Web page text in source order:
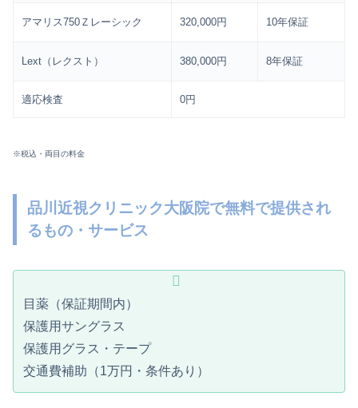
アマリス750Ｚレーシック 320,000円 10年保証
Lext（レクスト） 380,000円 8年保証
適応検査 0円
※税込・両目の料金
品川近視クリニック大阪院で無料で提供され
るもの・サービス
目薬（保証期間内）
保護用サングラス
保護用グラス・テープ
交通費補助（1万円・条件あり）